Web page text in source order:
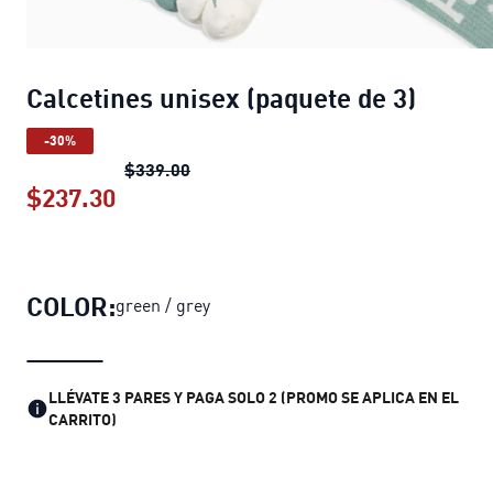
Calcetines unisex (paquete de 3)
-30%
$339.00Calcetines unisex (paquete de 3)
$237.30
COLOR:green / grey
LLÉVATE 3 PARES Y PAGA SOLO 2 (PROMO SE APLICA EN EL
CARRITO)